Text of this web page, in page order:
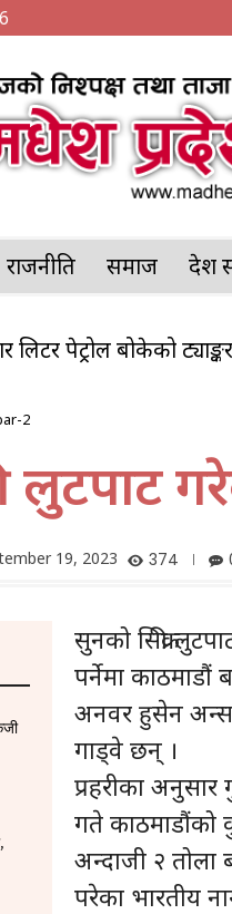
राजनीति समाज
लिटर पेट्रोल बोकेको
2
लुटपाट
19, 2023 374
सुनको सिक्री
पर्नेमा
अनवर हुसेन
गाड्वे छन् ।
प्रहरीका
गते काठमाडौंको
अन्दाजी २ तोला
परेका भारतीय